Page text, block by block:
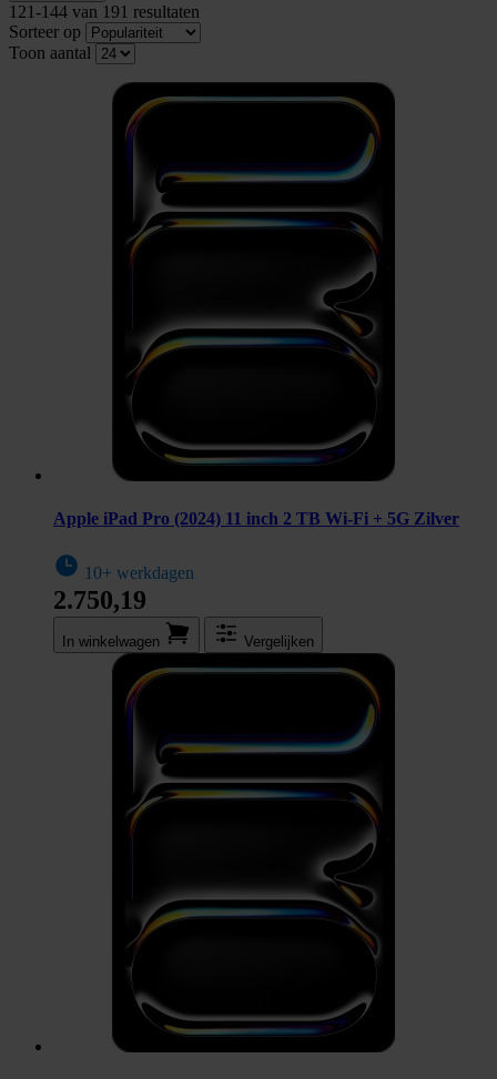
121-144 van 191 resultaten
Sorteer op
Toon aantal
Apple iPad Pro (2024) 11 inch 2 TB Wi-Fi + 5G Zilver
10+ werkdagen
2.750,19
In winkel­wagen Vergelijken